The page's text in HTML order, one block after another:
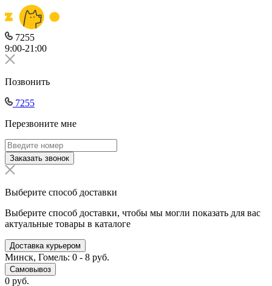
7255
9:00-21:00
Позвонить
7255
Перезвоните мне
Заказать звонок
Выберите способ доставки
Выберите способ доставки, чтобы мы могли показать для вас
актуальные товары в каталоге
Доставка курьером
Минск, Гомель: 0 - 8 руб.
Самовывоз
0 руб.